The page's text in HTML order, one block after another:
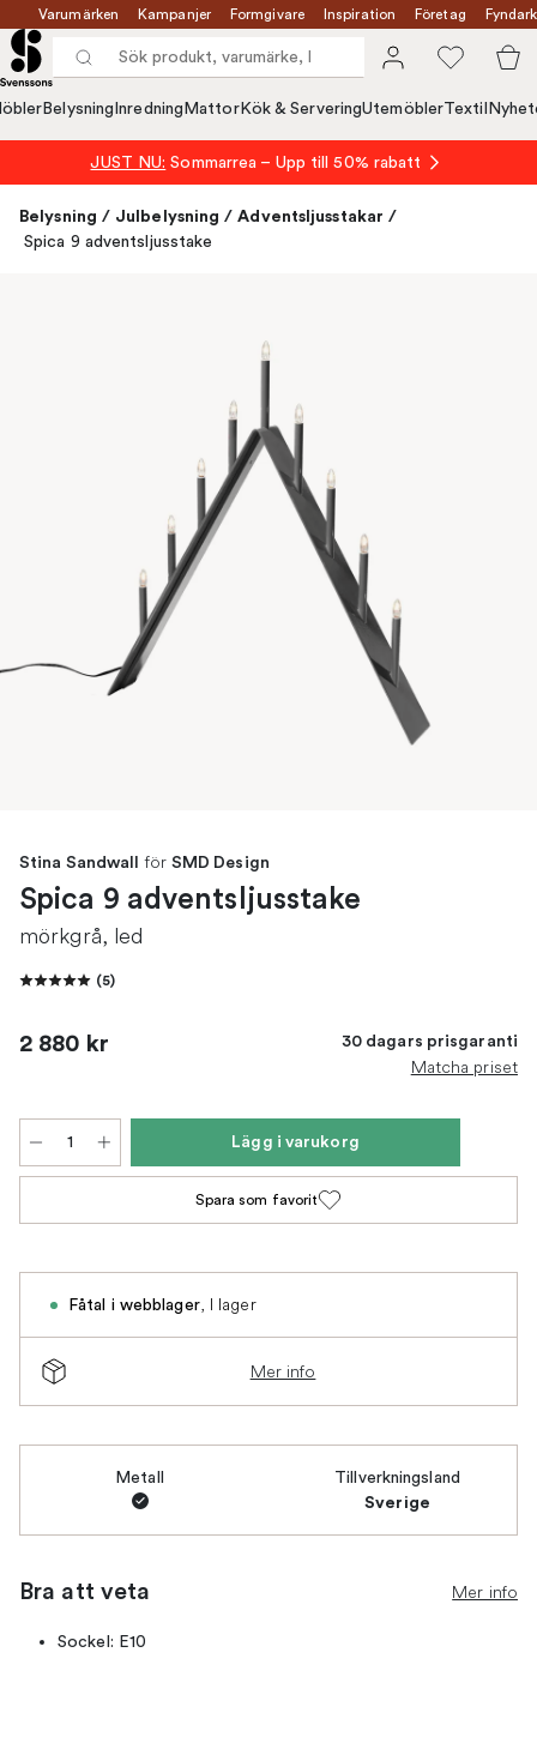
Varumärken Kampanjer Formgivare Inspiration Företag
Belysning Inredning MattorKök & ServeringUtemöblerTextil
JUST NU: Sommarrea – Upp till 50% rabatt
Belysning / Julbelysning / Adventsljusstakar /
Spica 9 adventsljusstake
Stina Sandwall för SMD Design
Spica 9 adventsljusstake
mörkgrå, led
(5)
2 880 kr 30 dagars prisgaranti
Matcha priset
Lägg i varukorg
Spara som favorit
Fåtal i webblager, I lager
Mer info
Metall Tillverkningsland
Sverige
Bra att veta Mer info
Sockel: E10